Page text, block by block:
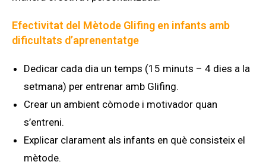
Efectivitat del Mètode Glifing en infants amb
dificultats d’aprenentatge
Dedicar cada dia un temps (15 minuts – 4 dies a la
setmana) per entrenar amb Glifing.
Crear un ambient còmode i motivador quan
s’entreni.
Explicar clarament als infants en què consisteix el
mètode.